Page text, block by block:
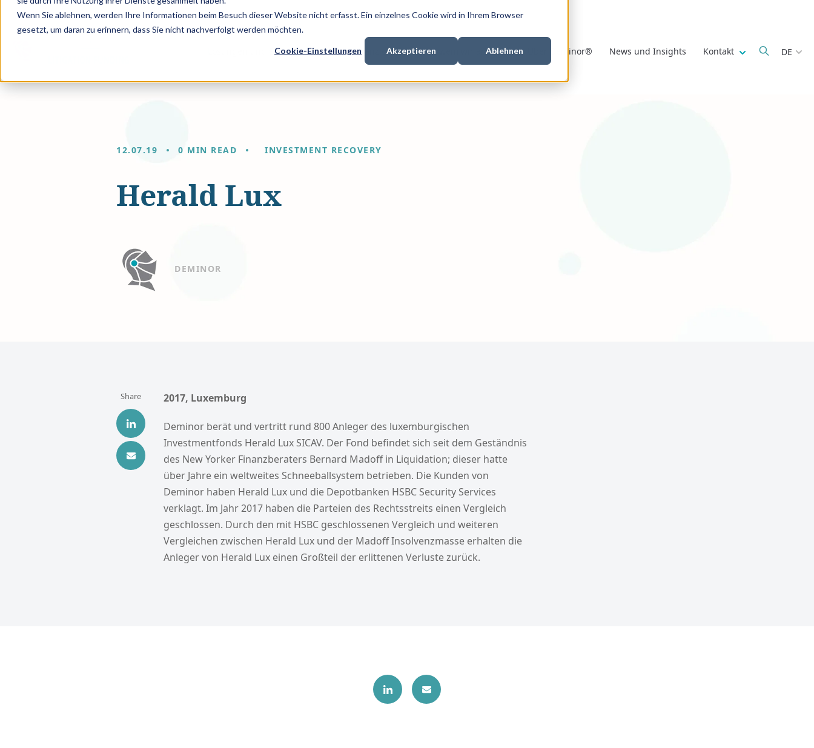
Wenn Sie ablehnen, werden Ihre Informationen beim Besuch dieser Website nicht erfasst. Ein einzelnes Cookie wird in Ihrem Browser
gesetzt, um daran zu erinnern, dass Sie nicht nachverfolgt werden möchten.
Cookie-Einstellungen Akzeptieren Ablehnen
Lösungen und Expertise Prozessfinanzierung Mit wem wir arbeiten Über Deminor® News und Insights Kontakt Show submenu
DE
12.07.19 0 MIN READ INVESTMENT RECOVERY
Herald Lux
DEMINOR
Share 2017, Luxemburg
Deminor berät und vertritt rund 800 Anleger des luxemburgischen
Investmentfonds Herald Lux SICAV. Der Fond befindet sich seit dem Geständnis
des New Yorker Finanzberaters Bernard Madoff in Liquidation; dieser hatte
über Jahre ein weltweites Schneeballsystem betrieben. Die Kunden von
Deminor haben Herald Lux und die Depotbanken HSBC Security Services
verklagt. Im Jahr 2017 haben die Parteien des Rechtsstreits einen Vergleich
geschlossen. Durch den mit HSBC geschlossenen Vergleich und weiteren
Vergleichen zwischen Herald Lux und der Madoff Insolvenzmasse erhalten die
Anleger von Herald Lux einen Großteil der erlittenen Verluste zurück.